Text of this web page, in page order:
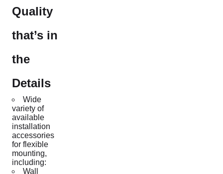
Quality
that’s in
the
Details
Wide
variety of
available
installation
accessories
for flexible
mounting,
including:
Wall